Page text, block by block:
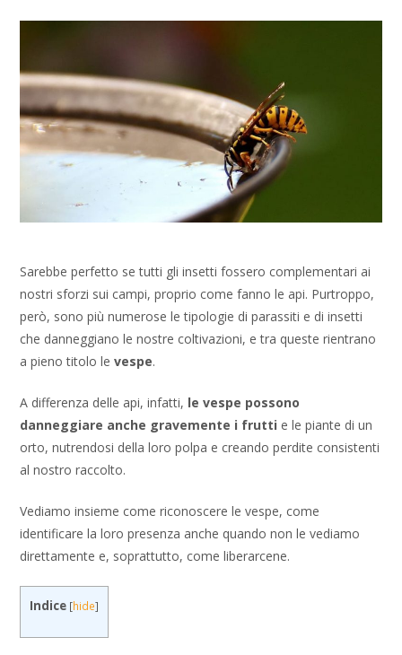
Sarebbe perfetto se tutti gli insetti fossero complementari ai
nostri sforzi sui campi, proprio come fanno le api. Purtroppo,
però, sono più numerose le tipologie di parassiti e di insetti
che danneggiano le nostre coltivazioni, e tra queste rientrano
a pieno titolo levespe.
A differenza delle api, infatti, le vespe possono
danneggiare anche gravemente i frutti e le piante di un
orto, nutrendosi della loro polpa e creando perdite consistenti
al nostro raccolto.
Vediamo insieme come riconoscere le vespe, come
identificare la loro presenza anche quando non le vediamo
direttamente e, soprattutto, come liberarcene.
Indice [hide]